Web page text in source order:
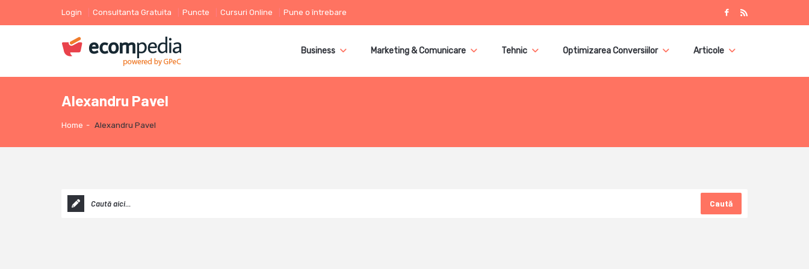
Login Consultanta Gratuita Puncte Cursuri Online Pune o întrebare
Business Marketing & Comunicare Tehnic Optimizarea Conversiilor Articole
Alexandru Pavel
Home - Alexandru Pavel
Caută